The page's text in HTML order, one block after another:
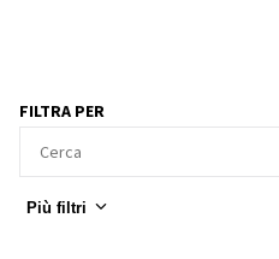
FILTRA PER
Più filtri